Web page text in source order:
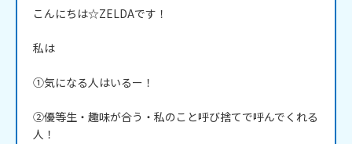
こんにちは☆ZELDAです！
私は
①気になる人はいるー！
②優等生・趣味が合う・私のこと呼び捨てで呼んでくれる
人！